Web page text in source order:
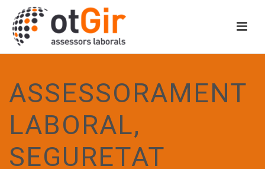
ASSESSORAMENT
LABORAL,
SEGURETAT